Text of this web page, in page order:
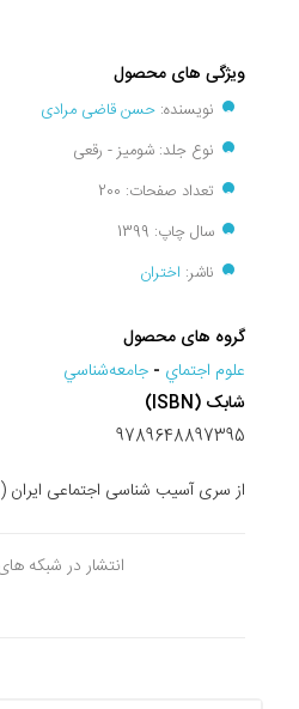
ویژگی های محصول
نویسنده: حسن قاضی مرادی
نوع جلد: شومیز - رقعی
تعداد صفحات: 200
سال چاپ: 1399
ناشر: اختران
گروه های محصول
علوم اجتماي - جامعه‌شناسي
شابک (ISBN)
9789648897395
از سری آسیب شناسی اجتماعی ایران (2)
انتشار در شبکه